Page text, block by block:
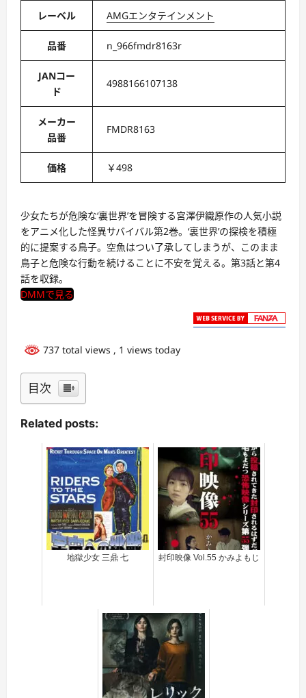
レーベル AMGエンタテインメント
品番 n_966fmdr8163r
JANコー
ド
4988166107138
メーカー
品番
FMDR8163
価格 ￥498
少女たちが危険な‘裏世界’を冒険する宮澤伊織原作の人気小説
をアニメ化した怪異サバイバル第2巻。‘裏世界’の探検を積極
的に提案する鳥子。空魚はつい了承してしまうが、このまま
鳥子と危険な行動を続けることに不安を覚える。第3話と第4
話を収録。
DMMで見る
737 total views , 1 views today
目次
Related posts:
地獄少女 三鼎 七 封印映像 Vol.55 かみよもじ